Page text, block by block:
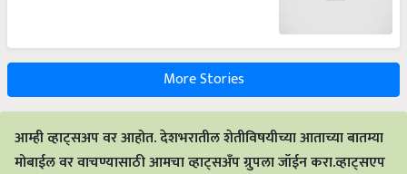
More Stories
आम्ही व्हाट्सअप वर आहोत. देशभरातील शेतीविषयीच्या आताच्या बातम्या
मोबाईल वर वाचण्यासाठी आमचा व्हाट्सअँप ग्रुपला जॉईन करा.व्हाट्सएप